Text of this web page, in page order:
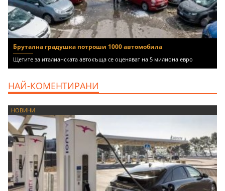
Брутална градушка потроши 1000 автомобила
Щетите за италианската автокъща се оценяват на 5 милиона евро
НАЙ-КОМЕНТИРАНИ
НОВИНИ